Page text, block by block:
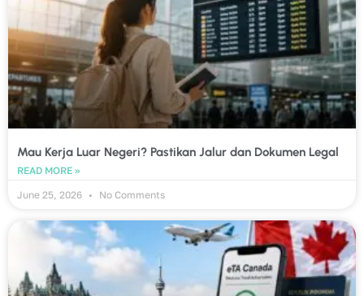
Mau Kerja Luar Negeri? Pastikan Jalur dan Dokumen Legal
READ MORE »
June 25, 2026
No Comments